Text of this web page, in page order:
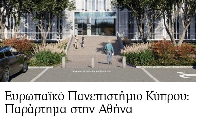
Ευρωπαϊκό Πανεπιστήμιο Κύπρου:
Παράρτημα στην Αθήνα